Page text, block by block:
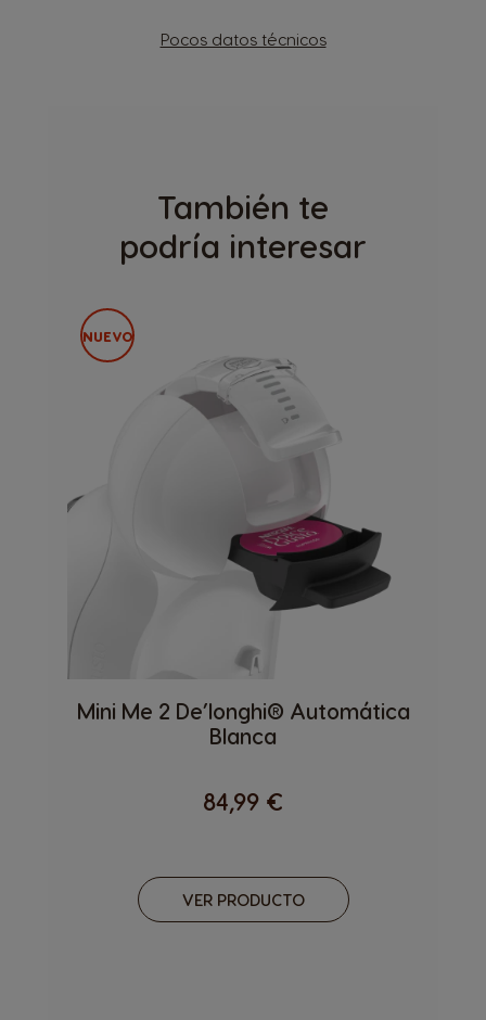
Pocos datos técnicos
También te
podría interesar
NUEVO
Mini Me 2 De’longhi® Automática
Blanca
84,99 €
VER PRODUCTO